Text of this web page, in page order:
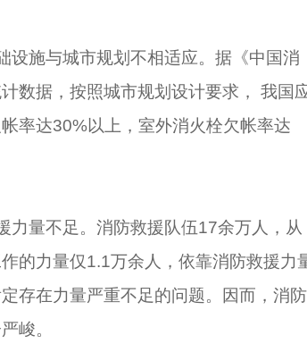
设施与城市规划不相适应。据《中国消
数据，按照城市规划设计要求， 我国
率达30%以上，室外消火栓欠帐率达
力量不足。消防救援队伍17余万人，从
的力量仅1.1万余人，依靠消防救援力
存在力量严重不足的问题。因而，消防
峻。